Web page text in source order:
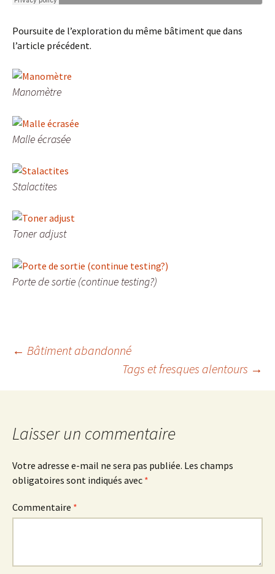
Poursuite de l’exploration du même bâtiment que dans
l’article précédent.
Manomètre
Malle écrasée
Stalactites
Toner adjust
Porte de sortie (continue testing?)
Navigation
des
articles
← Bâtiment abandonné
Tags et fresques alentours →
Laisser un commentaire
Votre adresse e-mail ne sera pas publiée. Les champs
obligatoires sont indiqués avec *
Commentaire *